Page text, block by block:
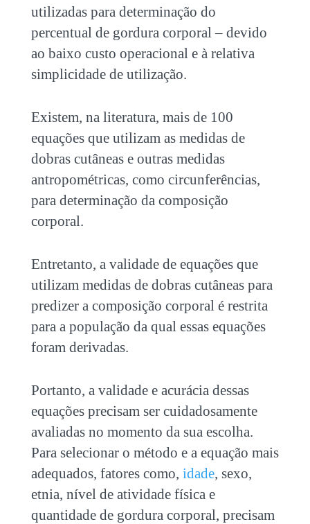
utilizadas para determinação do
percentual de gordura corporal – devido
ao baixo custo operacional e à relativa
simplicidade de utilização.
Existem, na literatura, mais de 100
equações que utilizam as medidas de
dobras cutâneas e outras medidas
antropométricas, como circunferências,
para determinação da composição
corporal.
Entretanto, a validade de equações que
utilizam medidas de dobras cutâneas para
predizer a composição corporal é restrita
para a população da qual essas equações
foram derivadas.
Portanto, a validade e acurácia dessas
equações precisam ser cuidadosamente
avaliadas no momento da sua escolha.
Para selecionar o método e a equação mais
adequados, fatores como, idade, sexo,
etnia, nível de atividade física e
quantidade de gordura corporal, precisam